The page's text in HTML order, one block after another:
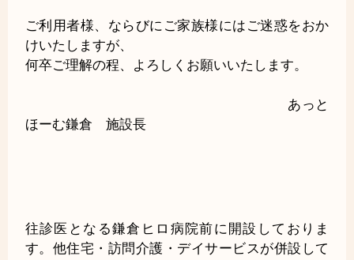
ご利用者様、ならびにご家族様にはご迷惑をおか
けいたしますが、
何卒ご理解の程、よろしくお願いいたします。
あっと
ほーむ鎌倉 施設長
往診医となる鎌倉ヒロ病院前に開設しておりま
す。他住宅・訪問介護・デイサービスが併設して